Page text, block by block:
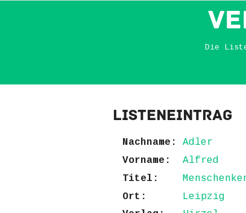
Die
Listeneintrag
Nachname:
Adler
Vorname:
Alfred
Titel:
Ort:
Leipzig